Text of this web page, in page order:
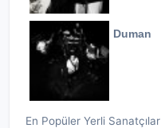
Duman
En Popüler Yerli Sanatçılar